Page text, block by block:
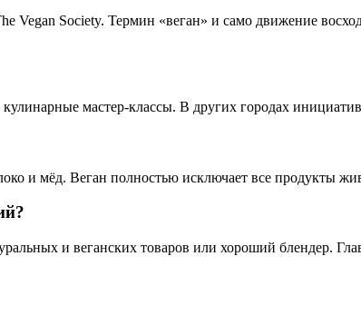
Vegan Society. Термин «веган» и само движение
мастер-классы. В других городах
и мёд. Веган полностью исключает все продукты
и веганских товаров или хороший блендер.